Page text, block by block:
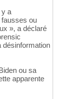
y a
fausses ou
», a déclaré
désinformation
ou sa
apparente